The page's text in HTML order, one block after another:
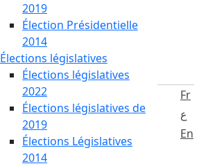
2019
Élection Présidentielle
2014
Élections législatives
Élections législatives
2022
Élections législatives de
2019
Élections Législatives
2014
Fr
ع
En